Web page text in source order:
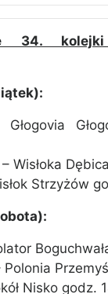
34.
Wisłoka
Strzyżów
Polonia
Nisko godz.